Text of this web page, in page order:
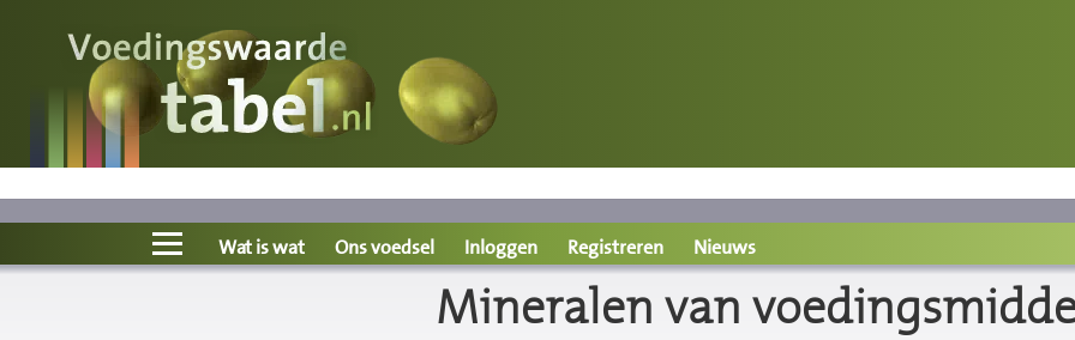
Voedingswaarde
Wat is wat?
Ons voedsel
Wat is wat Ons voedsel Inloggen Registreren Nieuws
Mineralen van